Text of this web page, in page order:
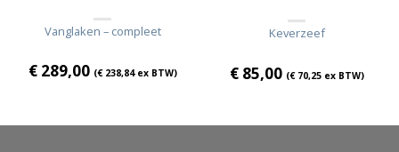
Vanglaken – compleet
€289,00 (€238,84ex BTW)
Keverzeef
€85,00 (€70,25ex BTW)